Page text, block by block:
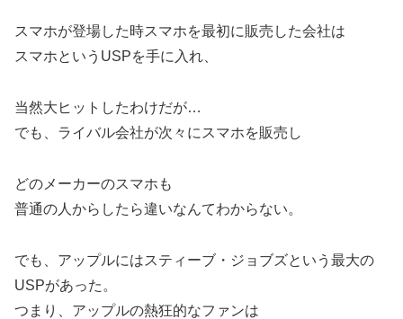
スマホが登場した時スマホを最初に販売した会社は
スマホというUSPを手に入れ、
当然大ヒットしたわけだが…
でも、ライバル会社が次々にスマホを販売し
どのメーカーのスマホも
普通の人からしたら違いなんてわからない。
でも、アップルにはスティーブ・ジョブズという最大の
USPがあった。
つまり、アップルの熱狂的なファンは